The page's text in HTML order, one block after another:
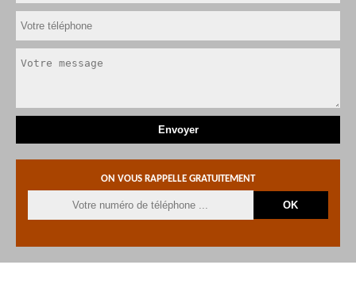
ON VOUS RAPPELLE GRATUITEMENT